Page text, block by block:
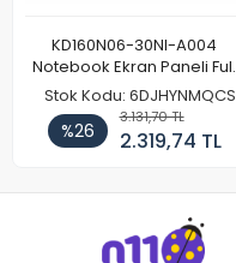
KD160N06-30NI-A004
Notebook Ekran Paneli Full
HD
Stok Kodu: 6DJHYNMQCS
%26
3.131,70 TL
2.319,74 TL